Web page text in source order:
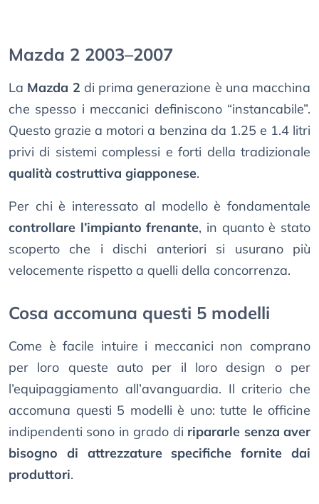
Mazda 2 2003–2007
La Mazda 2 di prima generazione è una macchina
che spesso i meccanici definiscono “instancabile”.
Questo grazie a motori a benzina da 1.25 e 1.4 litri
privi di sistemi complessi e forti della tradizionale
qualità costruttiva giapponese.
Per chi è interessato al modello è fondamentale
controllare l’impianto frenante, in quanto è stato
scoperto che i dischi anteriori si usurano più
velocemente rispetto a quelli della concorrenza.
Cosa accomuna questi 5 modelli
Come è facile intuire i meccanici non comprano
per loro queste auto per il loro design o per
l’equipaggiamento all’avanguardia. Il criterio che
accomuna questi 5 modelli è uno: tutte le officine
indipendenti sono in grado di ripararle senza aver
bisogno di attrezzature specifiche fornite dai
produttori.